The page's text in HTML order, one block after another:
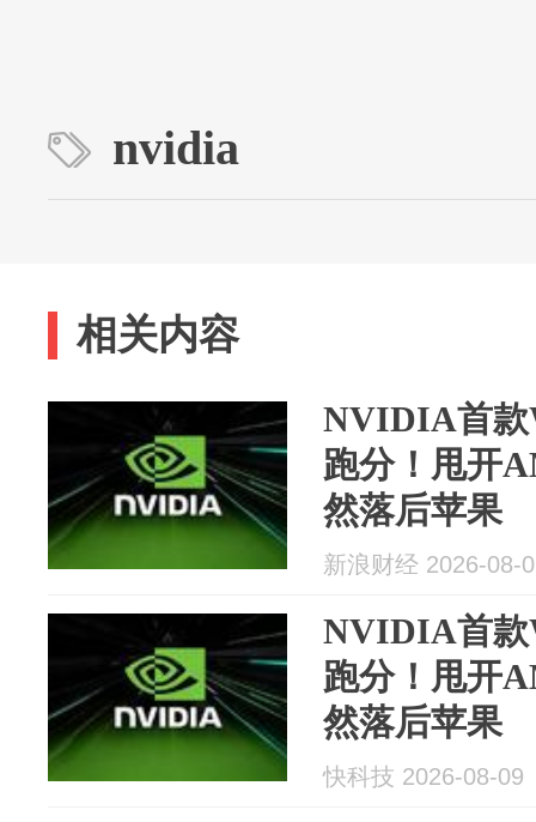
nvidia
相关内容
NVIDIA首款
跑分！甩开
然落后苹果
新浪财经 2026-08-
NVIDIA首款
跑分！甩开
然落后苹果
快科技 2026-08-09